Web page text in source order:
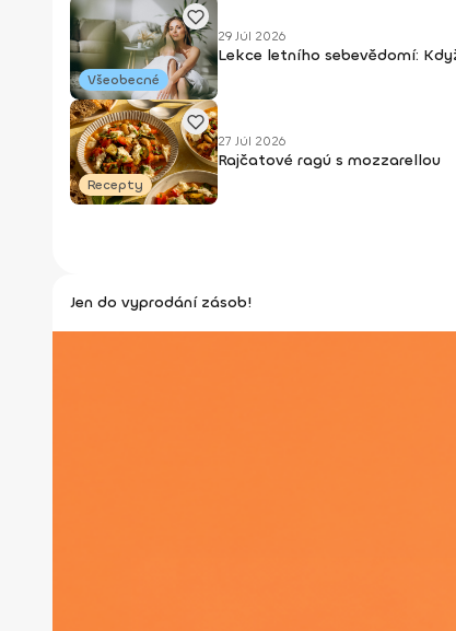
Všeobecné
29 Júl 2026
Lekce letního sebevědomí:
Recepty
27 Júl 2026
Rajčatové ragú s mozzarellou
Jen do vyprodání zásob!